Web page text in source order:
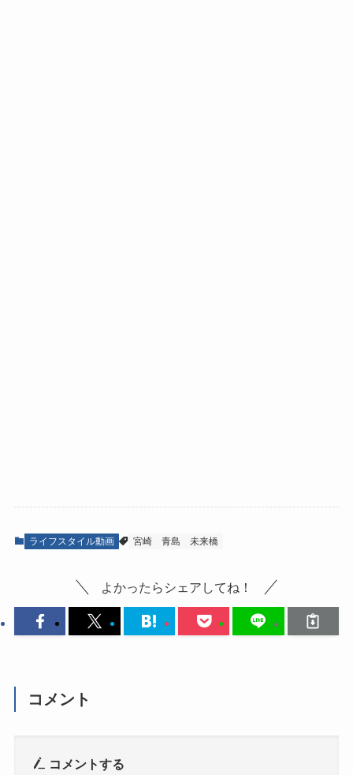
ライフスタイル動画 宮崎 青島 未来橋
よかったらシェアしてね！
コメント
コメントする